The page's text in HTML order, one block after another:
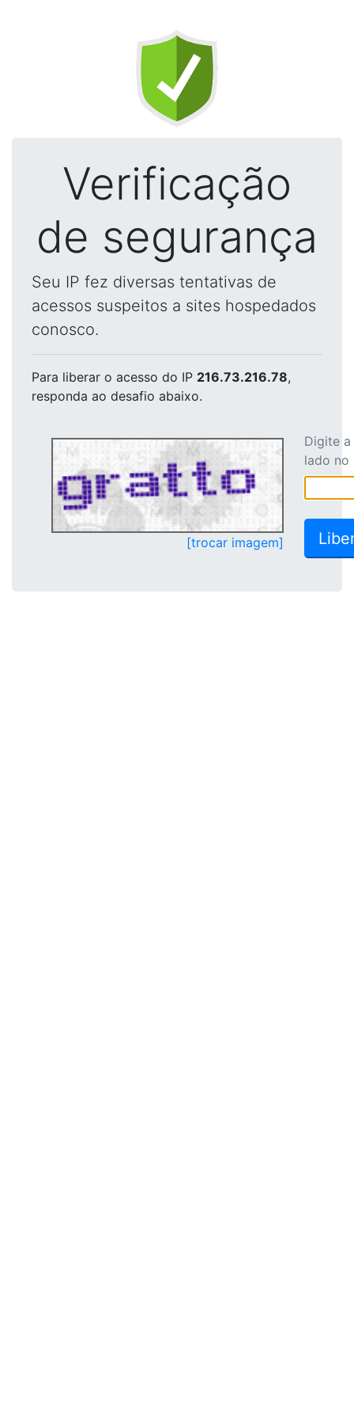
Verificação
de segurança
Seu IP fez diversas tentativas de
acessos suspeitos a sites hospedados
conosco.
Para liberar o acesso do IP 216.73.216.78,
responda ao desafio abaixo.
[trocar imagem]
Digite
lado no